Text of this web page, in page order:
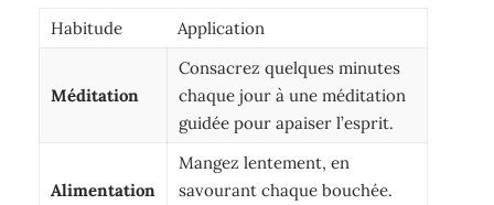
Habitude Application
Méditation
Consacrez quelques minutes
chaque jour à une méditation
guidée pour apaiser l’esprit.
Alimentation
Mangez lentement, en
savourant chaque bouchée.